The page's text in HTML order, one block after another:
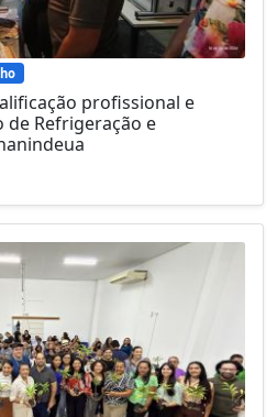
profissional e
Refrigeração e